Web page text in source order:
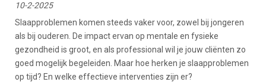
10-2-2025
Slaapproblemen komen steeds vaker voor, zowel bij jongeren
als bij ouderen. De impact ervan op mentale en fysieke
gezondheid is groot, en als professional wil je jouw cliënten zo
goed mogelijk begeleiden. Maar hoe herken je slaapproblemen
op tijd? En welke effectieve interventies zijn er?